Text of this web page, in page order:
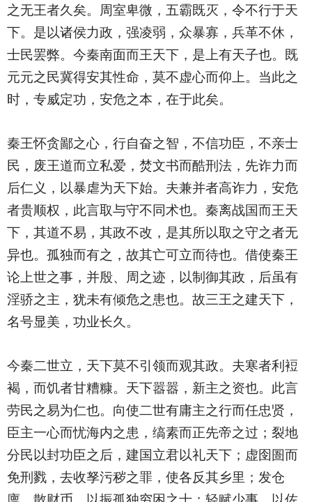
之无王者久矣。周室卑微，五霸既灭，令不行于天
下。是以诸侯力政，强凌弱，众暴寡，兵革不休，
士民罢弊。今秦南面而王天下，是上有天子也。既
元元之民冀得安其性命，莫不虚心而仰上。当此之
时，专威定功，安危之本，在于此矣。
秦王怀贪鄙之心，行自奋之智，不信功臣，不亲士
民，废王道而立私爱，焚文书而酷刑法，先诈力而
后仁义，以暴虐为天下始。夫兼并者高诈力，安危
者贵顺权，此言取与守不同术也。秦离战国而王天
下，其道不易，其政不改，是其所以取之守之者无
异也。孤独而有之，故其亡可立而待也。借使秦王
论上世之事，并殷、周之迹，以制御其政，后虽有
淫骄之主，犹未有倾危之患也。故三王之建天下，
名号显美，功业长久。
今秦二世立，天下莫不引领而观其政。夫寒者利裋
褐，而饥者甘糟糠。天下嚣嚣，新主之资也。此言
劳民之易为仁也。向使二世有庸主之行而任忠贤，
臣主一心而忧海内之患，缟素而正先帝之过；裂地
分民以封功臣之后，建国立君以礼天下；虚囹圄而
免刑戮，去收孥污秽之罪，使各反其乡里；发仓